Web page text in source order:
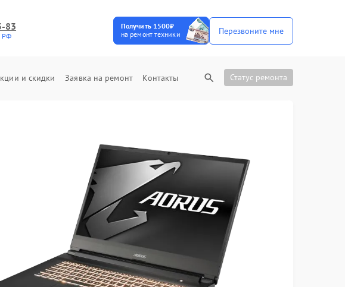
83
РФ
Получить 1500₽
на ремонт техники
Перезвоните мне
и скидки Заявка на ремонт Контакты Статус ремонта